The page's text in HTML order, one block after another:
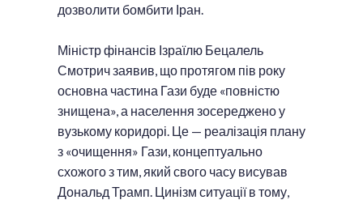
дозволити бомбити Іран.
Міністр фінансів Ізраїлю Бецалель
Смотрич заявив, що протягом пів року
основна частина Гази буде «повністю
знищена», а населення зосереджено у
вузькому коридорі. Це — реалізація плану
з «очищення» Гази, концептуально
схожого з тим, який свого часу висував
Дональд Трамп. Цинізм ситуації в тому,